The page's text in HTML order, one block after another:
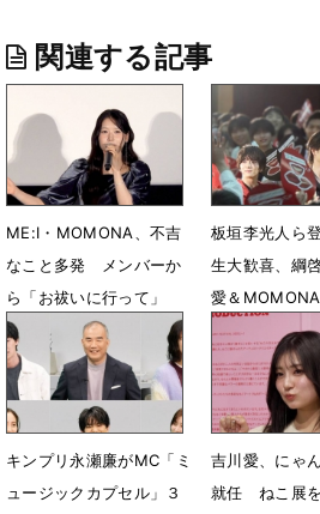
関連する記事
ME:I・MOMONA、不吉
なこと多発 メンバーか
ら「お祓いに行って」
7月10日 08時20分
板垣李光人ら
生大歓喜、綱
愛＆
＆レスポンス
6月26日 15時
キンプリ永瀬廉がMC「ミ
ュージックカプセル」３
吉川愛、にゃ
就任 ねこ展